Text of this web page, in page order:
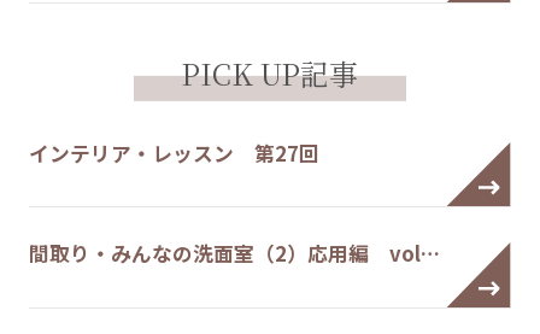
PICK UP記事
インテリア・レッスン 第27回
間取り・みんなの洗面室（2）応用編 vol…